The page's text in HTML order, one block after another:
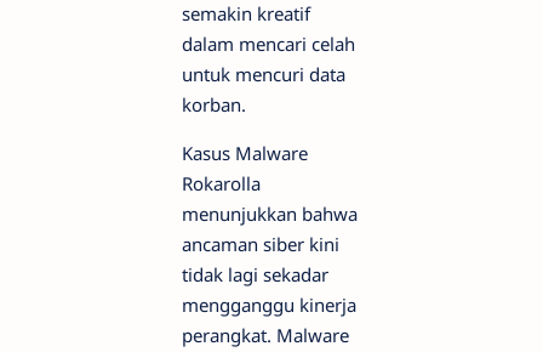
semakin kreatif
dalam mencari celah
untuk mencuri data
korban.
Kasus Malware
Rokarolla
menunjukkan bahwa
ancaman siber kini
tidak lagi sekadar
mengganggu kinerja
perangkat. Malware